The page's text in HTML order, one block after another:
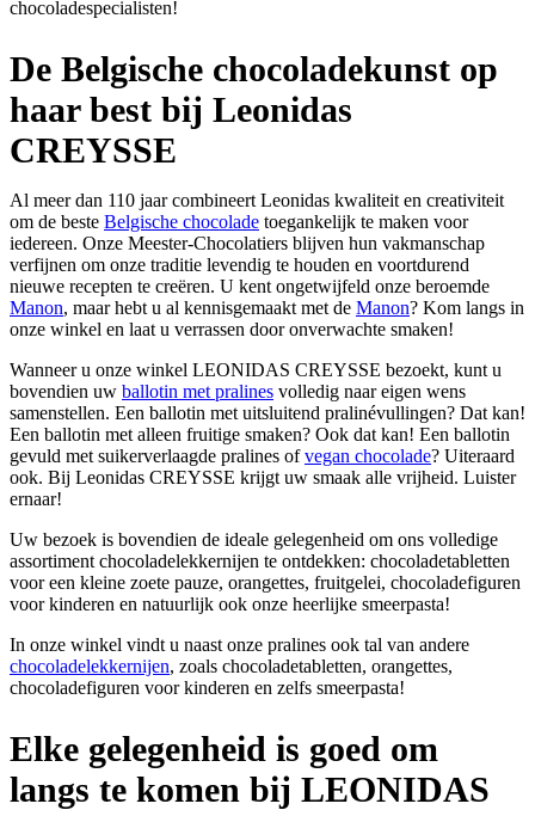
chocoladespecialisten!
De Belgische chocoladekunst op
haar best bij Leonidas
CREYSSE
Al meer dan 110 jaar combineert Leonidas kwaliteit en creativiteit
om de beste Belgische chocolade toegankelijk te maken voor
iedereen. Onze Meester-Chocolatiers blijven hun vakmanschap
verfijnen om onze traditie levendig te houden en voortdurend
nieuwe recepten te creëren. U kent ongetwijfeld onze beroemde
Manon, maar hebt u al kennisgemaakt met de Manon? Kom langs in
onze winkel en laat u verrassen door onverwachte smaken!
Wanneer u onze winkel LEONIDAS CREYSSE bezoekt, kunt u
bovendien uw ballotin met pralines volledig naar eigen wens
samenstellen. Een ballotin met uitsluitend pralinévullingen? Dat kan!
Een ballotin met alleen fruitige smaken? Ook dat kan! Een ballotin
gevuld met suikerverlaagde pralines ofvegan chocolade? Uiteraard
ook. Bij Leonidas CREYSSE krijgt uw smaak alle vrijheid. Luister
ernaar!
Uw bezoek is bovendien de ideale gelegenheid om ons volledige
assortiment chocoladelekkernijen te ontdekken: chocoladetabletten
voor een kleine zoete pauze, orangettes, fruitgelei, chocoladefiguren
voor kinderen en natuurlijk ook onze heerlijke smeerpasta!
In onze winkel vindt u naast onze pralines ook tal van andere
chocoladelekkernijen, zoals chocoladetabletten, orangettes,
chocoladefiguren voor kinderen en zelfs smeerpasta!
Elke gelegenheid is goed om
langs te komen bij LEONIDAS